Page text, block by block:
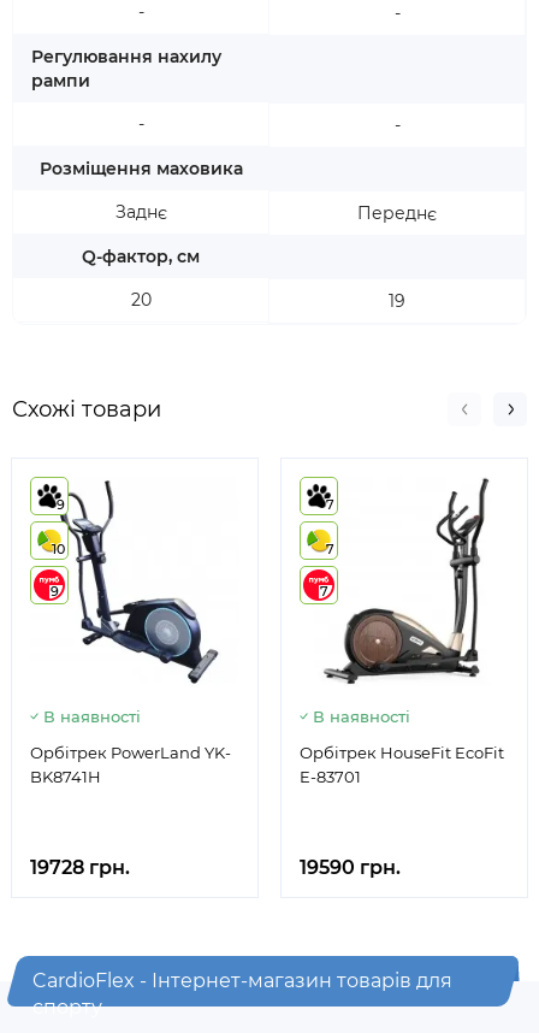
-
Регулювання нахилу
рампи
-
Розміщення маховика
Заднє
Q-фактор, см
20
-
-
Переднє
19
Схожі товари
9
10
9
В наявності
Орбітрек PowerLand YK-
BK8741H
19728 грн.
7
7
7
В наявності
Орбітрек HouseFit EcoFit
E-83701
19590 грн.
CardioFlex - Інтернет-магазин товарів для
спорту